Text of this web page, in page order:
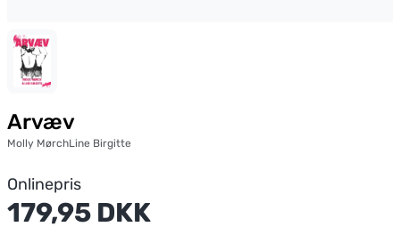
Arvæv
Molly MørchLine Birgitte
Onlinepris
179,95 DKK